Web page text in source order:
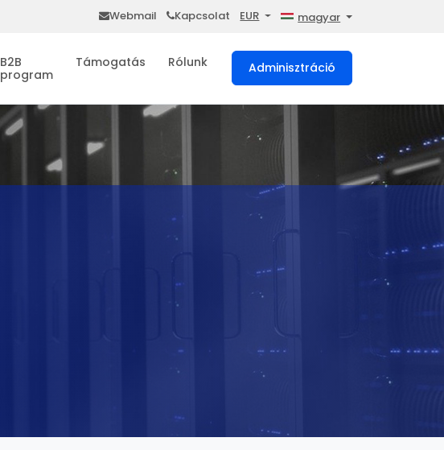
Webmail Kapcsolat EUR magyar
B2B
program
Támogatás Rólunk Adminisztráció